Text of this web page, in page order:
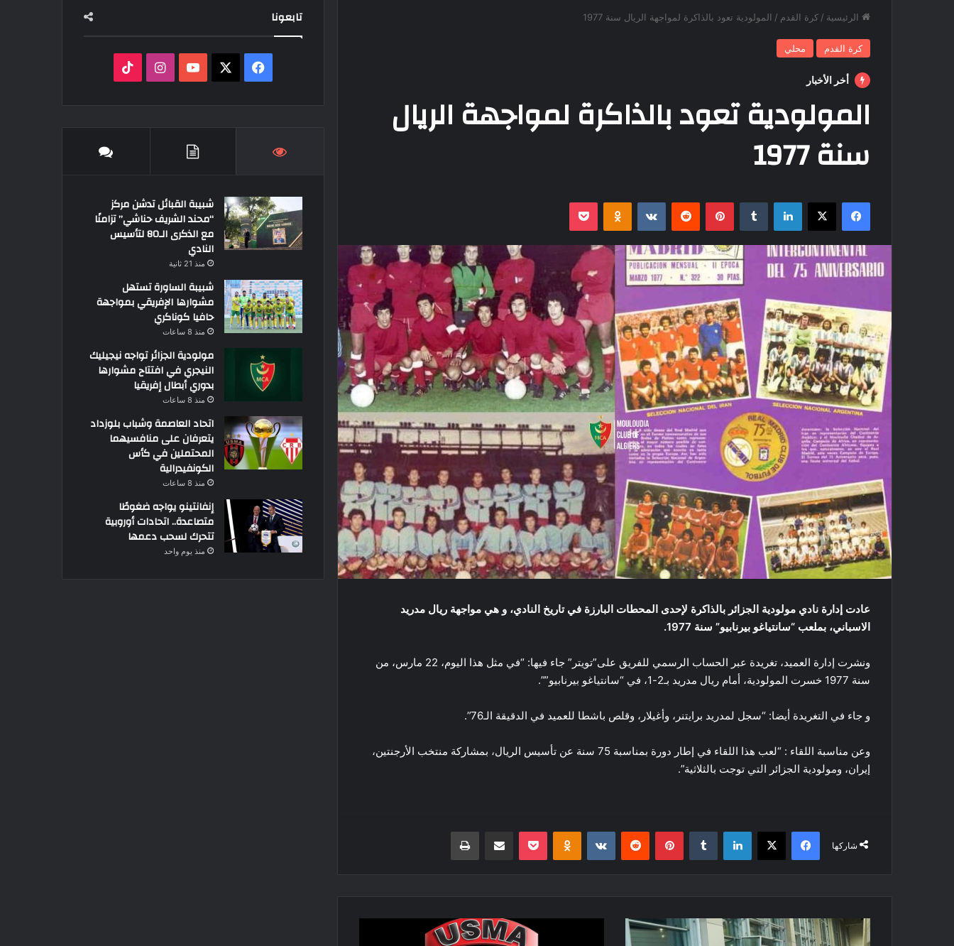
الرئيسية / كرة القدم / المولودية تعود بالذاكرة لمواجهة الريال سنة 1977
كرة القدم محلي
أخر الأخبار
المولودية تعود بالذاكرة لمواجهة الريال
سنة 1977
فيسبوك ‫X لينكدإن بينتيريست Odnoklassniki
‫Pocket
عادت إدارة نادي مولودية الجزائر بالذاكرة لإحدى المحطات البارزة في تاريخ النادي، و هي مواجهة ريال مدريد
الاسباني، بملعب “سانتياغو بيرنابيو” سنة 1977.
ونشرت إدارة العميد، تغريدة عبر الحساب الرسمي للفريق على”تويتر” جاء فيها: “في مثل هذا اليوم، 22 مارس، من
سنة 1977 خسرت المولودية، أمام ريال مدريد بـ2-1، في “سانتياغو بيرنابيو””.
و جاء في التغريدة أيضا: “سجل لمدريد برايتنر، وأغيلار، وقلص باشطا للعميد في الدقيقة الـ76”.
وعن مناسبة اللقاء : “لعب هذا اللقاء في إطار دورة بمناسبة 75 سنة عن تأسيس الريال، بمشاركة منتخب الأرجنتين،
إيران، ومولودية الجزائر التي توجت بالثلاثية”.
شاركها
فيسبوك ‫X لينكدإن بينتيريست Odnoklassniki
‫Pocket مشاركة عبر البريد طباعة
المنتخب
الغاني
تابعونا
فيسبوك ‫YouTubeانستقرام
شبيبة القبائل تدشن مركز
“محند الشريف حناشي” تزامنًا
مع الذكرى الـ80 لتأسيس
النادي
منذ 21 ثانية
شبيبة الساورة تستهل
مشوارها الإفريقي بمواجهة
حافيا كوناكري
منذ 8 ساعات
مولودية الجزائر تواجه نيجيليك
النيجري في افتتاح مشوارها
بدوري أبطال إفريقيا
منذ 8 ساعات
اتحاد العاصمة وشباب بلوزداد
يتعرفان على منافسيهما
المحتملين في كأس
الكونفيدرالية
منذ 8 ساعات
إنفانتينو يواجه ضغوطًا
متصاعدة.. اتحادات أوروبية
تتحرك لسحب دعمها
منذ يوم واحد